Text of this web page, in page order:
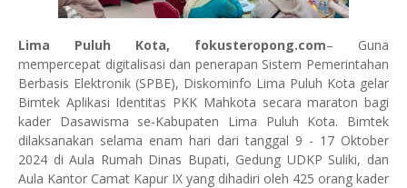
Lima Puluh Kota, fokusteropong.com– Guna
mempercepat digitalisasi dan penerapan Sistem Pemerintahan
Berbasis Elektronik (SPBE), Diskominfo Lima Puluh Kota gelar
Bimtek Aplikasi Identitas PKK Mahkota secara maraton bagi
kader Dasawisma se-Kabupaten Lima Puluh Kota. Bimtek
dilaksanakan selama enam hari dari tanggal 9 - 17 Oktober
2024 di Aula Rumah Dinas Bupati, Gedung UDKP Suliki, dan
Aula Kantor Camat Kapur IX yang dihadiri oleh 425 orang kader